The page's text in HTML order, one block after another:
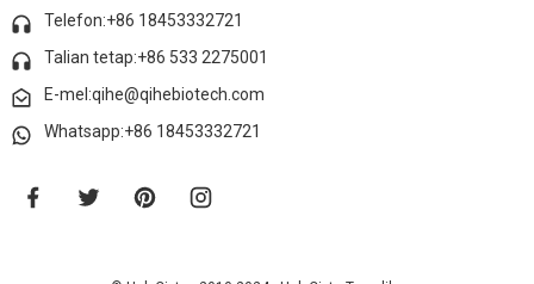
Telefon:+86 18453332721
Talian tetap:+86 533 2275001
E-mel:qihe@qihebiotech.com
Whatsapp:+86 18453332721